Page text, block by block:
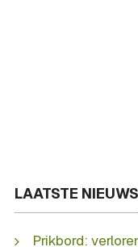
LAATSTE NIEUWS
Prikbord: